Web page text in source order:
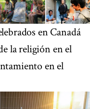
en Canadá
la religión en el
en el